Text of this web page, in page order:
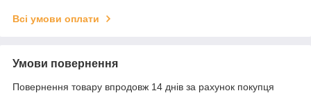
Всі умови оплати
Умови повернення
Повернення товару впродовж 14 днів за рахунок покупця